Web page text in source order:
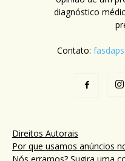
diagnóstico
Contato:
Direitos Autorais
Por que usamos anúncios